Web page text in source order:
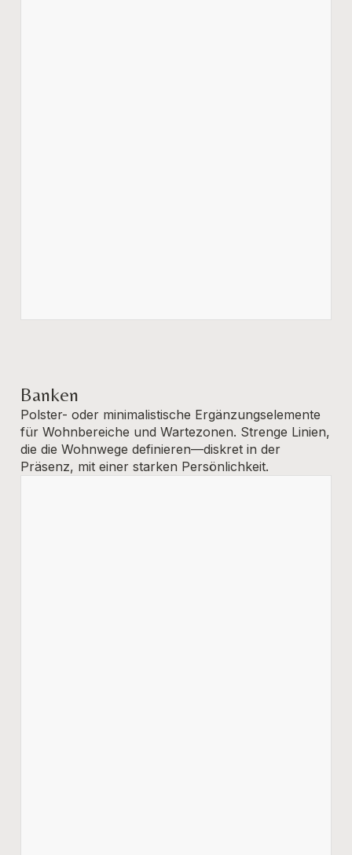
Banken
Polster- oder minimalistische Ergänzungselemente
für Wohnbereiche und Wartezonen. Strenge Linien,
die die Wohnwege definieren—diskret in der
Präsenz, mit einer starken Persönlichkeit.